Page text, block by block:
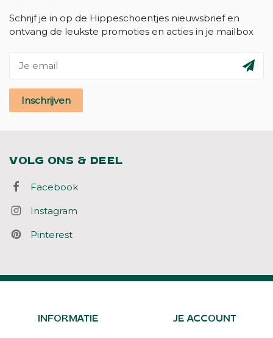
Schrijf je in op de Hippeschoentjes nieuwsbrief en
ontvang de leukste promoties en acties in je mailbox
Inschrijven
VOLG ONS & DEEL
Facebook
Instagram
Pinterest
INFORMATIE JE ACCOUNT